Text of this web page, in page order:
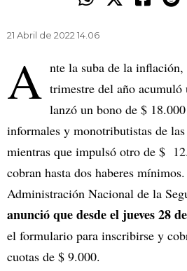
21 Abril de 2022 14.06
A nte la suba de la
trimestre del año
lanzó un bono de $
informales y monotributistas de
mientras que impulsó otro de $
cobran hasta dos haberes
Administración Nacional de la
anunció que desde el jueves 28
el formulario para inscribirse y
cuotas de $ 9.000.